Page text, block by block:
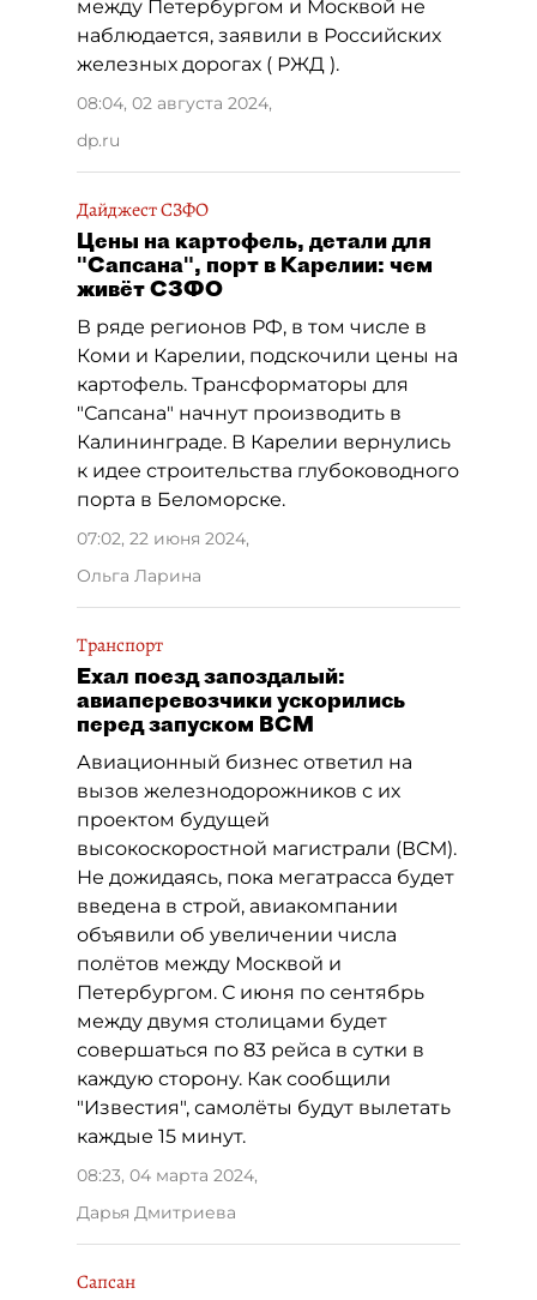
между Петербургом и Москвой не
наблюдается, заявили в Российских
железных дорогах ( РЖД ).
08:04, 02 августа 2024,
dp.ru
Дайджест СЗФО
Цены на картофель, детали для
"Сапсана", порт в Карелии: чем
живёт СЗФО
В ряде регионов РФ, в том числе в
Коми и Карелии, подскочили цены на
картофель. Трансформаторы для
"Сапсана" начнут производить в
Калининграде. В Карелии вернулись
к идее строительства глубоководного
порта в Беломорске.
07:02, 22 июня 2024,
Ольга Ларина
Транспорт
Ехал поезд запоздалый:
авиаперевозчики ускорились
перед запуском ВСМ
Авиационный бизнес ответил на
вызов железнодорожников с их
проектом будущей
высокоскоростной магистрали (ВСМ).
Не дожидаясь, пока мегатрасса будет
введена в строй, авиакомпании
объявили об увеличении числа
полётов между Москвой и
Петербургом. С июня по сентябрь
между двумя столицами будет
совершаться по 83 рейса в сутки в
каждую сторону. Как сообщили
"Известия", самолёты будут вылетать
каждые 15 минут.
08:23, 04 марта 2024,
Дарья Дмитриева
Сапсан